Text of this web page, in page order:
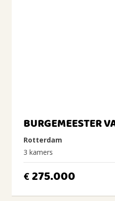
Rotterdam
3 kamers
€275.000